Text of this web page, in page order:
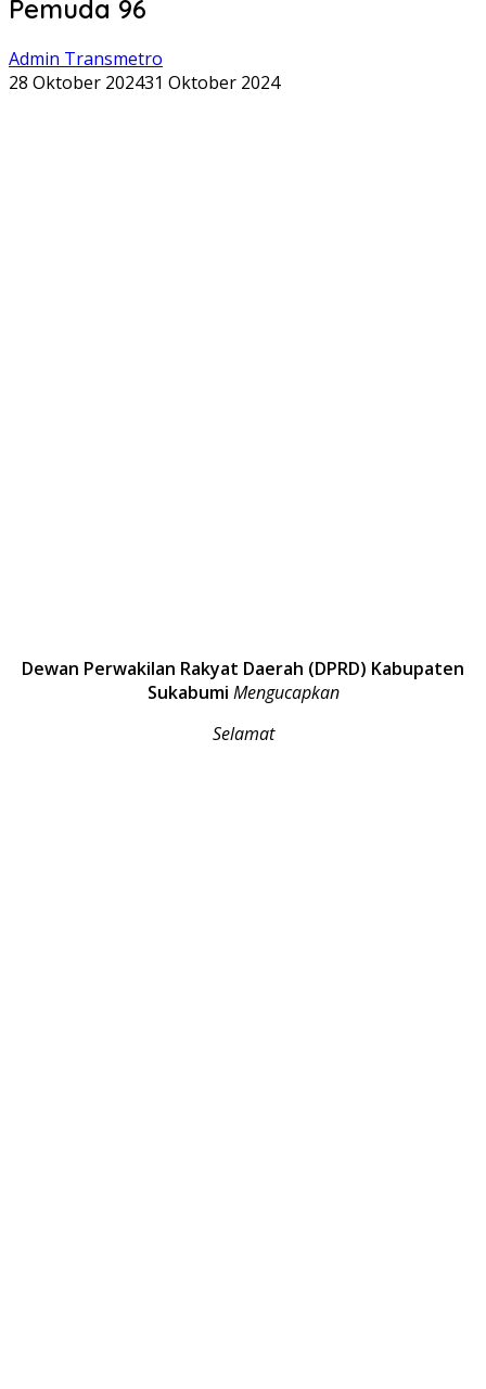
Pemuda 96
Admin Transmetro
28 Oktober 202431 Oktober 2024
Dewan Perwakilan Rakyat Daerah (DPRD) Kabupaten
Sukabumi Mengucapkan
Selamat